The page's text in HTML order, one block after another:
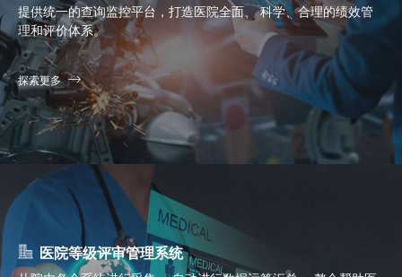
提供统一的查询监控平台，打造医院全面、 科学、合理的绩效管
理和评价体系。
探索更多
医院等级评审管理系统